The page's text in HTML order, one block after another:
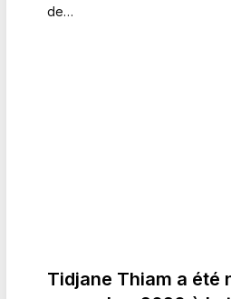
de…
Tidjane Thiam a été